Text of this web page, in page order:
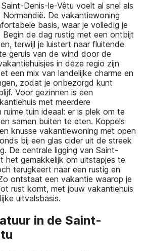
Denis-le-Vêtu voelt al snel als
De vakantiewoning
basis, waar je volledig je
Begin de dag rustig met een ontbijt
terwijl je luistert naar fluitende
geruis van de wind door de
in deze regio zijn
een mix van landelijke charme en
zodat je onbezorgd kunt
Voor gezinnen is een
met meerdere
ruime tuin ideaal: er is plek om te
samen buiten te eten. Koppels
knusse vakantiewoning met open
bij een glas cider uit de streek
De centrale ligging van Saint-
het gemakkelijk om uitstapjes te
terugkeert naar een rustig en
ontstaat een vakantie waarop je
rust komt, met jouw vakantiehuis
uitvalsbasis.
in de Saint-